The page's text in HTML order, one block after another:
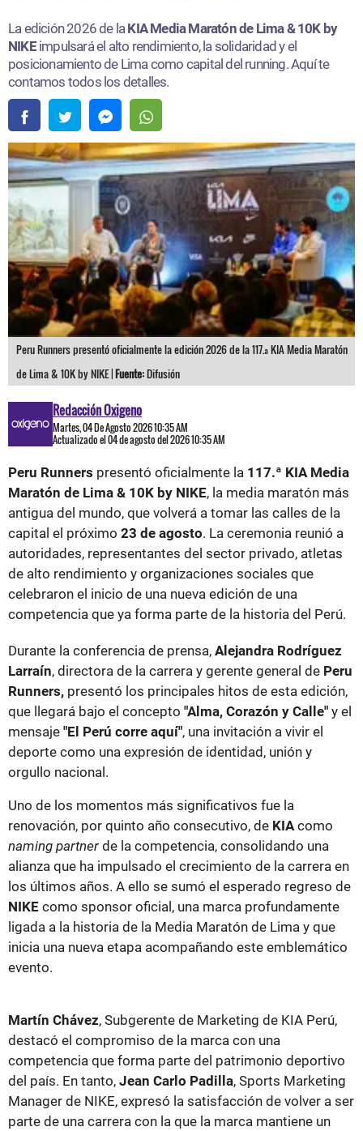
La edición 2026 de la KIA Media Maratón de Lima & 10K by
NIKEimpulsará el alto rendimiento, la solidaridad y el
posicionamiento de Lima como capital del running. Aquí te
contamos todos los detalles.
Peru Runners presentó oficialmente la edición 2026 de la 117.ª KIA Media Maratón
de Lima & 10K by NIKE |Fuente:Difusión
Redacción Oxigeno
Martes, 04 De Agosto 2026 10:35 AM
Actualizado el 04 de agosto del 2026 10:35 AM
Peru Runners presentó oficialmente la 117.ª KIA Media
Maratón de Lima & 10K by NIKE, la media maratón más
antigua del mundo, que volverá a tomar las calles de la
capital el próximo 23 de agosto. La ceremonia reunió a
autoridades, representantes del sector privado, atletas
de alto rendimiento y organizaciones sociales que
celebraron el inicio de una nueva edición de una
competencia que ya forma parte de la historia del Perú.
Durante la conferencia de prensa, Alejandra Rodríguez
Larraín, directora de la carrera y gerente general de Peru
Runners, presentó los principales hitos de esta edición,
que llegará bajo el concepto "Alma, Corazón y Calle" y el
mensaje "El Perú corre aquí", una invitación a vivir el
deporte como una expresión de identidad, unión y
orgullo nacional.
Uno de los momentos más significativos fue la
renovación, por quinto año consecutivo, de KIAcomo
naming partner de la competencia, consolidando una
alianza que ha impulsado el crecimiento de la carrera en
los últimos años. A ello se sumó el esperado regreso de
NIKE como sponsor oficial, una marca profundamente
ligada a la historia de la Media Maratón de Lima y que
inicia una nueva etapa acompañando este emblemático
evento.
Martín Chávez, Subgerente de Marketing de KIA Perú,
destacó el compromiso de la marca con una
competencia que forma parte del patrimonio deportivo
del país. En tanto, Jean Carlo Padilla, Sports Marketing
Manager de NIKE, expresó la satisfacción de volver a ser
parte de una carrera con la que la marca mantiene un